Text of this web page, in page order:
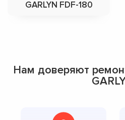
GARLYN FDF-180
Нам доверяют